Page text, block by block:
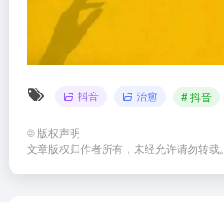
抖音 治愈 # 抖音
© 版权声明
文章版权归作者所有，未经允许请勿转载。